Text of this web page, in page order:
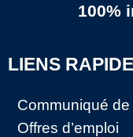
100%
LIENS
Communiqué
Offres d’emploi